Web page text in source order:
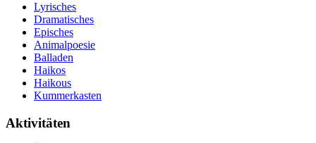
Lyrisches
Dramatisches
Episches
Animalpoesie
Balladen
Haikos
Haikous
Kummerkasten
Aktivitäten